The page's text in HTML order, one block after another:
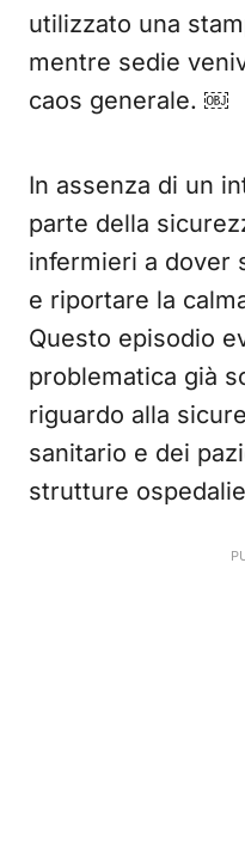
utilizzato una
mentre sedie
caos generale. ￼
In assenza di un
parte della
infermieri a dover
e riportare la
Questo episodio
problematica già
riguardo alla
sanitario e dei
strutture